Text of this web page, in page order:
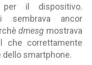
il dispositivo.
sembrava ancor
dmesg mostrava
che correttamente
smartphone.